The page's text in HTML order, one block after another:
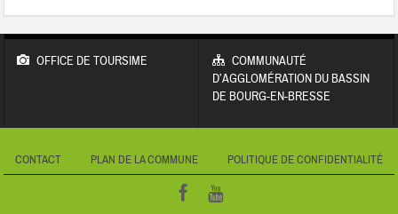
OFFICE DE TOURSIME
COMMUNAUTÉ
D’AGGLOMÉRATION DU BASSIN
DE BOURG-EN-BRESSE
CONTACT PLAN DE LA COMMUNE POLITIQUE DE CONFIDENTIALITÉ